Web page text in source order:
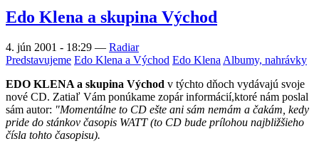
Edo Klena a skupina Východ
4. jún 2001 - 18:29 — Radiar
Predstavujeme Edo Klena a Východ Edo Klena Albumy, nahrávky
EDO KLENA a skupina Východ v týchto dňoch vydávajú svoje
nové CD. Zatiaľ Vám ponúkame zopár informácií,ktoré nám poslal
sám autor: "Momentálne to CD ešte ani sám nemám a čakám, kedy
pride do stánkov časopis WATT (to CD bude prílohou najbližšieho
čísla tohto časopisu).